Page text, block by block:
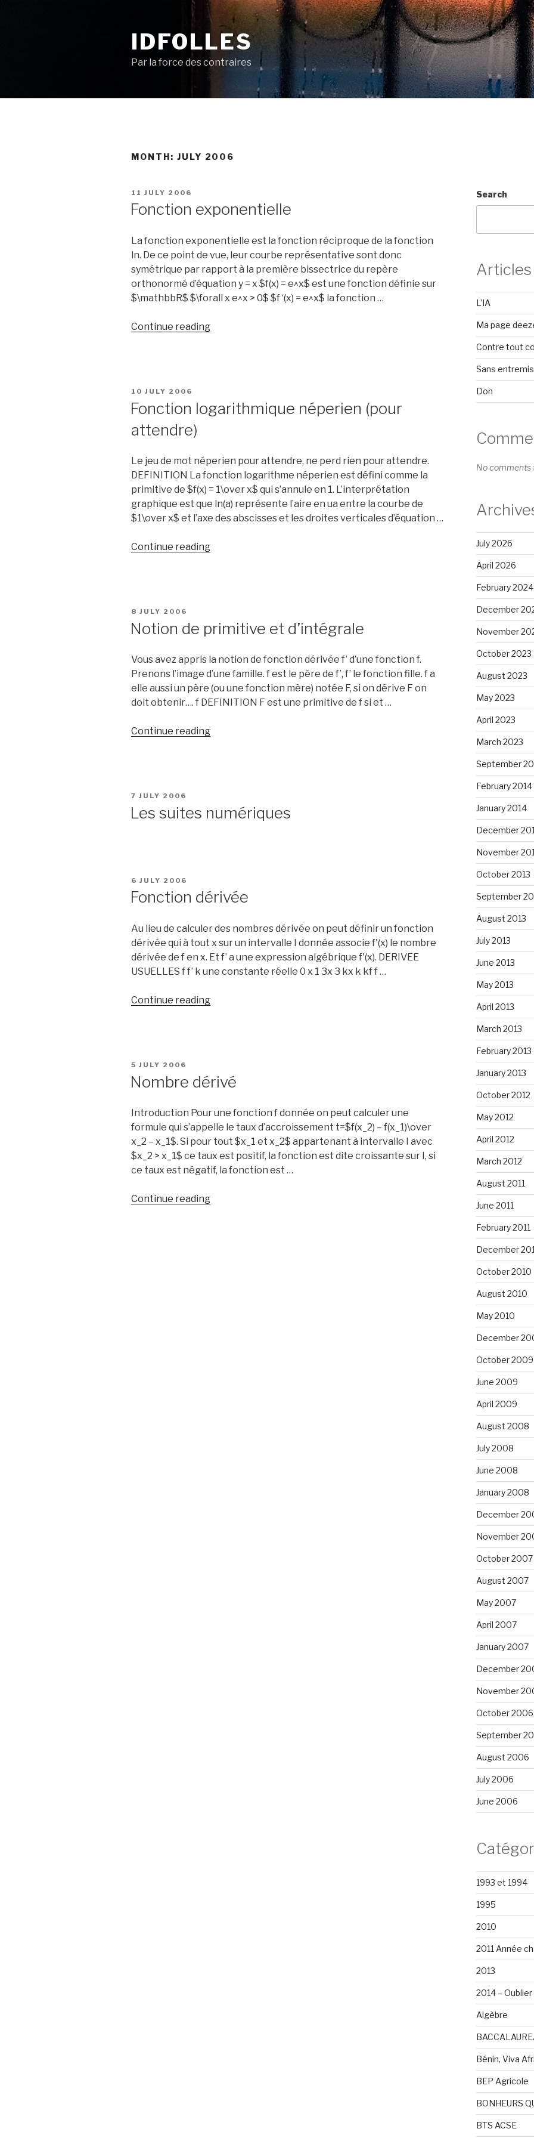
IDFOLLES
Par la force des contraires
MONTH: JULY 2006
POSTED
11 JULY 2006
Fonction exponentielle
La fonction exponentielle est la fonction réciproque de la fonction
ln. De ce point de vue, leur courbe représentative sont donc
symétrique par rapport à la première bissectrice du repère
orthonormé d’équation y = x $f(x) = e^x$ est une fonction définie sur
$\mathbbR$ $\forall x e^x > 0$ $f ‘(x) = e^x$ la fonction …
Continue reading“Fonction
POSTED
10 JULY 2006
Fonction logarithmique néperien (pour
attendre)
Le jeu de mot néperien pour attendre, ne perd rien pour attendre.
DEFINITION La fonction logarithme néperien est défini comme la
primitive de $f(x) = 1\over x$ qui s’annule en 1. L’interprétation
graphique est que ln(a) représente l’aire en ua entre la courbe de
$1\over x$ et l’axe des abscisses et les droites verticales d’équation …
Continue reading“Fonction
POSTED
8 JULY 2006
Notion de primitive et d’intégrale
Vous avez appris la notion de fonction dérivée f’ d’une fonction f.
Prenons l’image d’une famille. f est le père de f’, f’ le fonction fille. f a
elle aussi un père (ou une fonction mère) notée F, si on dérive F on
doit obtenir…. f DEFINITION F est une primitive de f si et …
Continue reading“Notion
POSTED
7 JULY 2006
Les suites numériques
POSTED
6 JULY 2006
Fonction dérivée
Au lieu de calculer des nombres dérivée on peut définir un fonction
dérivée qui à tout x sur un intervalle I donnée associe f'(x) le nombre
dérivée de f en x. Et f’ a une expression algébrique f'(x). DERIVEE
USUELLES f f’ k une constante réelle 0 x 1 3x 3 kx k kf f …
Continue reading“Fonction
POSTED
5 JULY 2006
Nombre dérivé
Introduction Pour une fonction f donnée on peut calculer une
formule qui s’appelle le taux d’accroissement t=$f(x_2) – f(x_1)\over
x_2 – x_1$. Si pour tout $x_1 et x_2$ appartenant à intervalle I avec
$x_2 > x_1$ ce taux est positif, la fonction est dite croissante sur I, si
ce taux est négatif, la fonction est …
Continue reading“Nombre
Search
L’IA
Ma page
Contre tout
Sans
Don
No comments
July 2026
April 2026
February 2024
December
November
October 2023
August 2023
May 2023
April 2023
March 2023
September
February 2014
January 2014
December
November
October 2013
September
August 2013
July 2013
June 2013
May 2013
April 2013
March 2013
February 2013
January 2013
October 2012
May 2012
April 2012
March 2012
August 2011
June 2011
February 2011
December
October 2010
August 2010
May 2010
December
October 2009
June 2009
April 2009
August 2008
July 2008
June 2008
January 2008
December
November
October 2007
August 2007
May 2007
April 2007
January 2007
December
November
October 2006
September
August 2006
July 2006
June 2006
1993 et 1994
1995
2010
2011 Année
2013
2014 –
Algèbre
Bénin, Viva
BEP Agricole
BONHEURS
BTS ACSE